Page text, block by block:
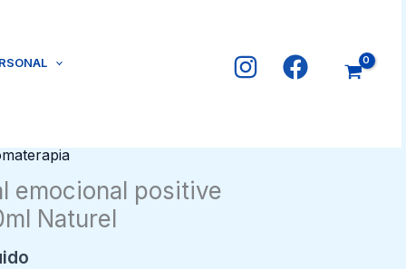
emocional positive
Naturel